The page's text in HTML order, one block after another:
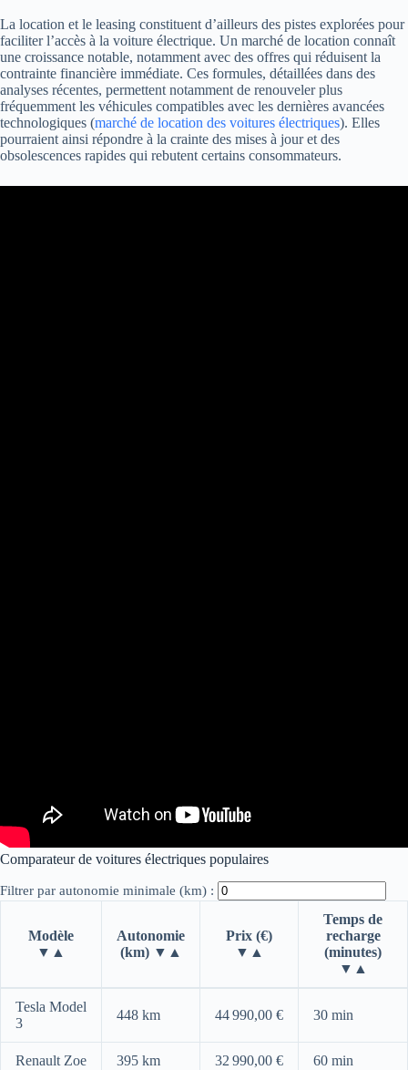
La location et le leasing constituent d’ailleurs des pistes explorées pour
faciliter l’accès à la voiture électrique. Un marché de location connaît
une croissance notable, notamment avec des offres qui réduisent la
contrainte financière immédiate. Ces formules, détaillées dans des
analyses récentes, permettent notamment de renouveler plus
fréquemment les véhicules compatibles avec les dernières avancées
technologiques (marché de location des voitures électriques). Elles
pourraient ainsi répondre à la crainte des mises à jour et des
obsolescences rapides qui rebutent certains consommateurs.
Comparateur de voitures électriques populaires
Filtrer par autonomie minimale (km) :
Modèle
▼▲
Autonomie
(km) ▼▲
Prix (€)
▼▲
Temps de
recharge
(minutes)
▼▲
Tesla Model
3
448 km 44 990,00 € 30 min
Renault Zoe 395 km 32 990,00 € 60 min